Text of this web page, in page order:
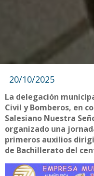
20/10/2025
La delegación
Civil y Bomberos, en
Salesiano Nuestra
organizado una
primeros auxilios
de Bachillerato del